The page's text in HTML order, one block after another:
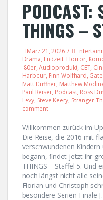
PODCAST:
THINGS –
März 21, 2026
Drama, Endzeit, Horror,
80er, Audioprodukt, CET,
Harbour, Finn Wolfhard,
Matt Duffner, Matthew
Paul Reiser, Podcast, Ross
Levy, Steve Keery, Stranger
comment
Willkommen zurück im
Die Reise, die 2016 mit
verschwundenen
begann, findet jetzt ihr
THINGS – Staffel 5. Und
noch längst nicht alle
Florian und Christoph
besondere Serien-Finale